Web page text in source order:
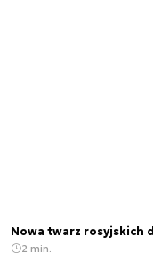
Nowa twarz rosyjskich
2 min.